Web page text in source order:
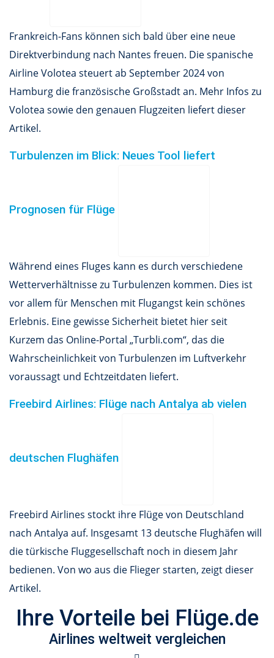
Frankreich-Fans können sich bald über eine neue
Direktverbindung nach Nantes freuen. Die spanische
Airline Volotea steuert ab September 2024 von
Hamburg die französische Großstadt an. Mehr Infos zu
Volotea sowie den genauen Flugzeiten liefert dieser
Artikel.
Turbulenzen im Blick: Neues Tool liefert
Prognosen für Flüge
Während eines Fluges kann es durch verschiedene
Wetterverhältnisse zu Turbulenzen kommen. Dies ist
vor allem für Menschen mit Flugangst kein schönes
Erlebnis. Eine gewisse Sicherheit bietet hier seit
Kurzem das Online-Portal „Turbli.com“, das die
Wahrscheinlichkeit von Turbulenzen im Luftverkehr
voraussagt und Echtzeitdaten liefert.
Freebird Airlines: Flüge nach Antalya ab vielen
deutschen Flughäfen
Freebird Airlines stockt ihre Flüge von Deutschland
nach Antalya auf. Insgesamt 13 deutsche Flughäfen will
die türkische Fluggesellschaft noch in diesem Jahr
bedienen. Von wo aus die Flieger starten, zeigt dieser
Artikel.
Ihre Vorteile bei Flüge.de
Airlines weltweit vergleichen